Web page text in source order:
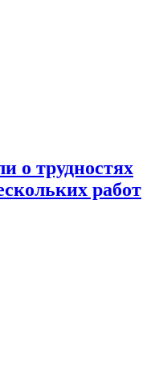
о трудностях
работ